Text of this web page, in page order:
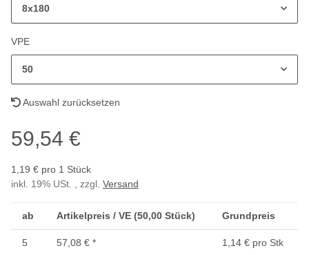
8x180
VPE
50
Auswahl zurücksetzen
59,54 €
1,19 € pro 1 Stück
inkl. 19% USt. , zzgl. Versand
ab Artikelpreis / VE (50,00 Stück) Grundpreis
5 57,08 € * 1,14 € pro Stk